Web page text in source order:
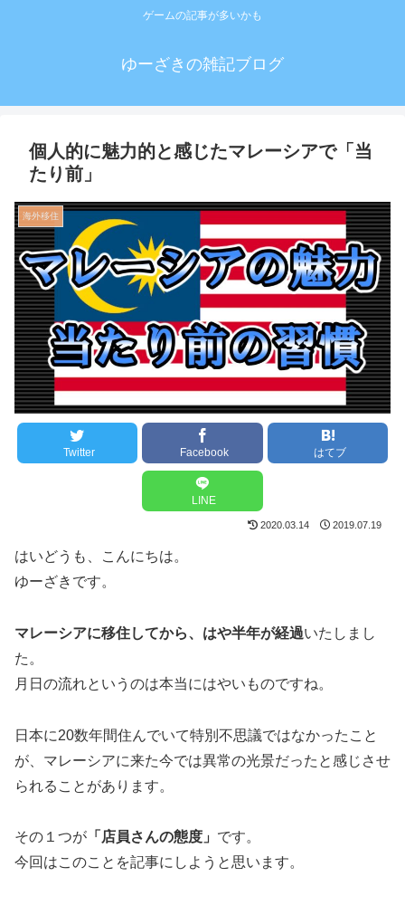
ゲームの記事が多いかも
ゆーざきの雑記ブログ
個人的に魅力的と感じたマレーシアで「当
たり前」
海外移住
Twitter Facebook はてブ
LINE
2020.03.14 2019.07.19
はいどうも、こんにちは。
ゆーざきです。
マレーシアに移住してから、はや半年が経過いたしまし
た。
月日の流れというのは本当にはやいものですね。
日本に20数年間住んでいて特別不思議ではなかったこと
が、マレーシアに来た今では異常の光景だったと感じさせ
られることがあります。
その１つが 「店員さんの態度」 です。
今回はこのことを記事にしようと思います。